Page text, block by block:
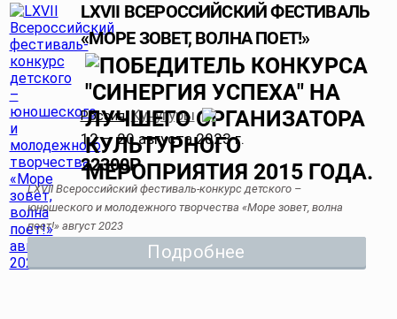
LXVII ВСЕРОССИЙСКИЙ ФЕСТИВАЛЬ
«МОРЕ ЗОВЕТ, ВОЛНА ПОЕТ!»
Россия,Кучугуры
12 — 20 августа 2023 г.
22300Р
LXVII Всероссийский фестиваль-конкурс детского –
юношеского и молодежного творчества «Море зовет, волна
поет!» август 2023
Подробнее